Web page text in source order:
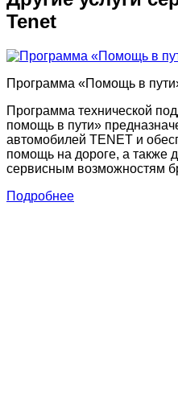
Tenet
Программа «Помощь в
Программа технической
помощь в пути»
автомобилей TENET и
помощь на дороге, а также
сервисным возможностям
Подробнее